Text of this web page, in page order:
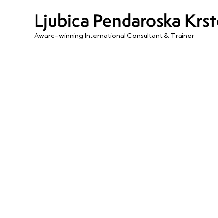
Ljubica Pendaroska
Award-winning International Consultant & Trainer